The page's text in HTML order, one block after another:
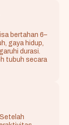
bertahan 6–
gaya hidup,
durasi.
tubuh secara